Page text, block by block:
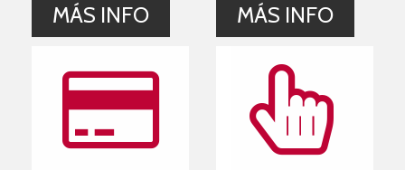
MÁS INFO MÁS INFO